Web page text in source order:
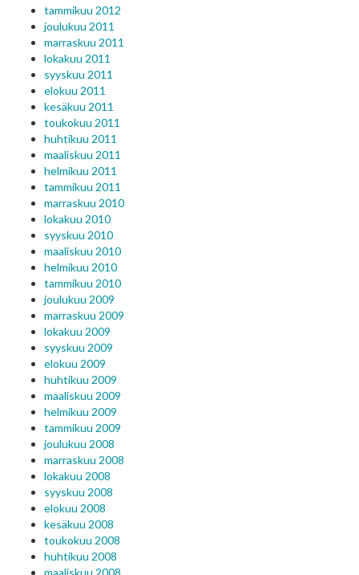
tammikuu 2012
joulukuu 2011
marraskuu 2011
lokakuu 2011
syyskuu 2011
elokuu 2011
kesäkuu 2011
toukokuu 2011
huhtikuu 2011
maaliskuu 2011
helmikuu 2011
tammikuu 2011
marraskuu 2010
lokakuu 2010
syyskuu 2010
maaliskuu 2010
helmikuu 2010
tammikuu 2010
joulukuu 2009
marraskuu 2009
lokakuu 2009
syyskuu 2009
elokuu 2009
huhtikuu 2009
maaliskuu 2009
helmikuu 2009
tammikuu 2009
joulukuu 2008
marraskuu 2008
lokakuu 2008
syyskuu 2008
elokuu 2008
kesäkuu 2008
toukokuu 2008
huhtikuu 2008